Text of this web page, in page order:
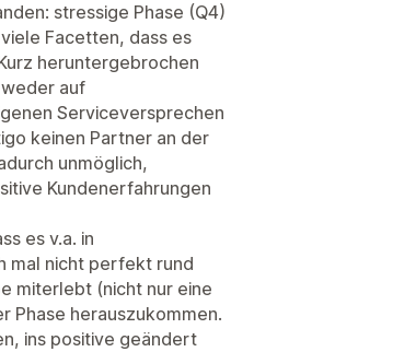
stressige Phase (Q4)
Facetten, dass es
heruntergebrochen
weder auf
Serviceversprechen
keinen Partner an der
unmöglich,
Kundenerfahrungen
es v.a. in
mal nicht perfekt rund
miterlebt (nicht nur eine
Phase herauszukommen.
ins positive geändert